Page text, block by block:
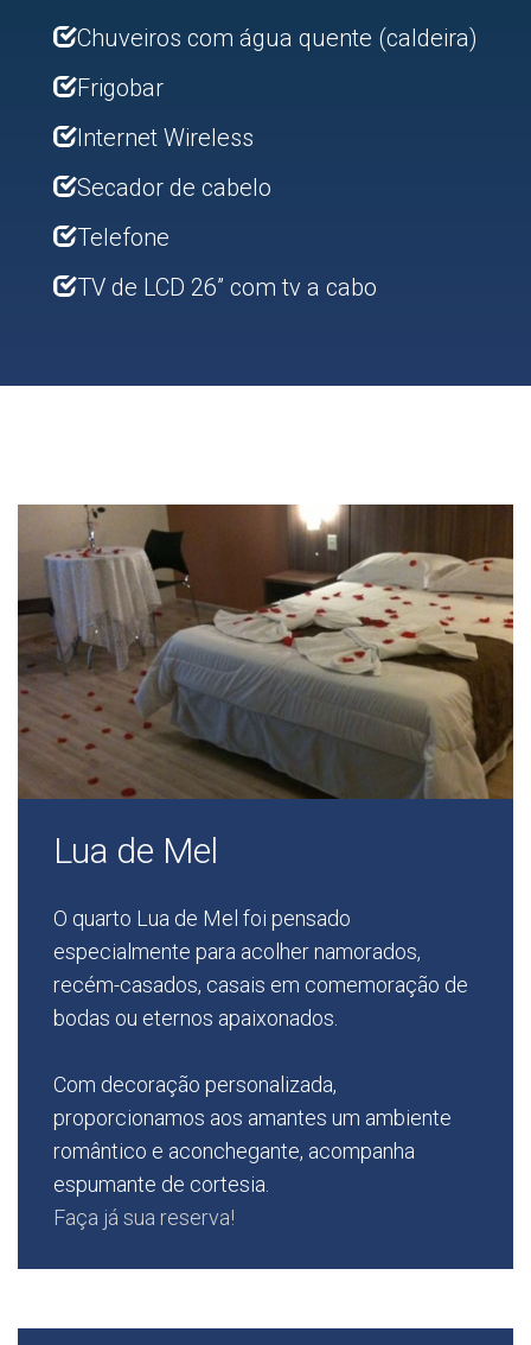
Chuveiros com água quente (caldeira)
Frigobar
Internet Wireless
Secador de cabelo
Telefone
TV de LCD 26” com tv a cabo
Lua de Mel
O quarto Lua de Mel foi pensado
especialmente para acolher namorados,
recém-casados, casais em comemoração de
bodas ou eternos apaixonados.
Com decoração personalizada,
proporcionamos aos amantes um ambiente
romântico e aconchegante, acompanha
espumante de cortesia.
Faça já sua reserva!